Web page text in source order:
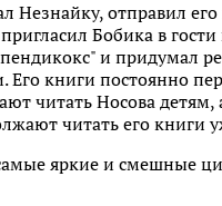
Незнайку, отправил
Бобика в гости
и придумал
книги постоянно
читать Носова детям,
читать его книги
яркие и смешные